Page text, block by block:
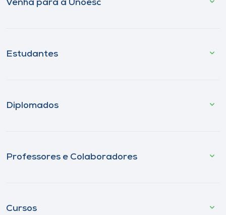
Venha para a Unoesc
Estudantes
Diplomados
Professores e Colaboradores
Cursos